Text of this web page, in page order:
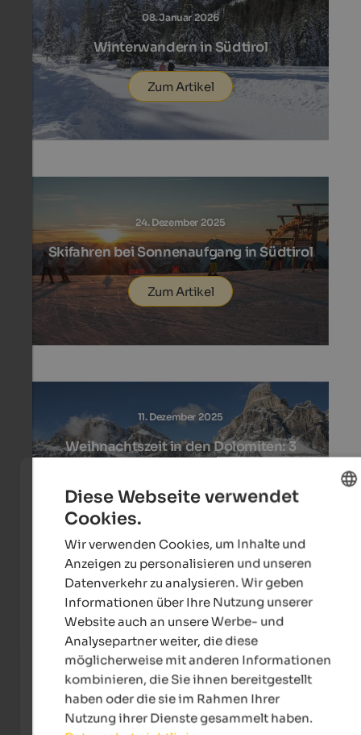
08. Januar 2026
Winterwandern in Südtirol
Zum Artikel
24. Dezember 2025
Skifahren bei Sonnenaufgang in Südtirol
Zum Artikel
11. Dezember 2025
Weihnachtszeit in den Dolomiten: 3
Zum Artikel
Herbst in Trafoi am Stilfser Joch
Zum Artikel
GERMAN
Diese Webseite verwendet
Cookies.
Wir verwenden Cookies, um Inhalte und
Anzeigen zu personalisieren und unseren
Datenverkehr zu analysieren. Wir geben
Informationen über Ihre Nutzung unserer
Website auch an unsere Werbe- und
Analysepartner weiter, die diese
möglicherweise mit anderen Informationen
kombinieren, die Sie ihnen bereitgestellt
haben oder die sie im Rahmen Ihrer
Nutzung ihrer Dienste gesammelt haben.